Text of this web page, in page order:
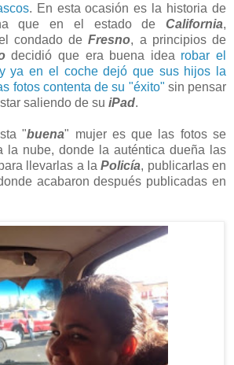
. En esta ocasión es la historia de
que en el estado de California,
condado deFresno, a principios de
decidió que era buena idea robar el
ya en el coche dejó que sus hijos la
fotos contenta de su "éxito" sin pensar
saliendo de su iPad.
"buena" mujer es que las fotos se
la nube, donde la auténtica dueña las
llevarlas a laPolicía, publicarlas en
acabaron después publicadas en